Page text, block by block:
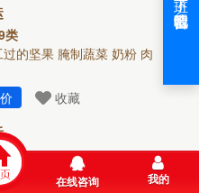
类
过的坚果 腌制蔬菜 奶粉 肉
收藏
类
加工过的坚果 奶粉 肉 鱼
在线咨询 我的